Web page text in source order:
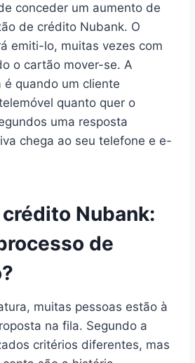
conceder um aumento de
de crédito Nubank. O
emiti-lo, muitas vezes com
o cartão mover-se. A
é quando um cliente
quanto quer o
uma resposta
chega ao seu telefone e e-
Nubank:
de
muitas pessoas estão à
na fila. Segundo a
critérios diferentes, mas